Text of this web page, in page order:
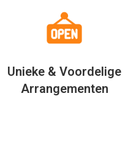
Unieke & Voordelige
Arrangementen